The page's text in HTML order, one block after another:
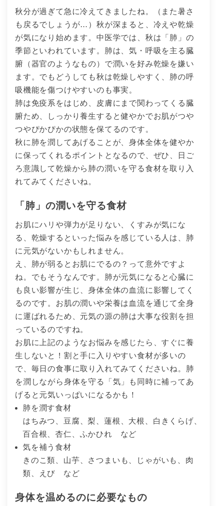
秋分が過ぎて急に冷えてきましたね。（また暑さ
も戻るでしょうが…）秋が深まると、冷えや乾燥
が気になり始めます。中医学では、秋は「肺」の
季節といわれています。肺は、気・呼吸を主る臓
腑（器官のようなもの）で潤いを好み乾燥を嫌い
ます。でもどうしても秋は乾燥しやすく、肺の呼
吸機能を傷つけやすいのも事実。
肺は免疫系をはじめ、皮膚にまで関わってくる臓
腑ため、しっかり養生すると健やかでお肌がつや
つやぴかぴかの状態を保てるのです。
秋に肺を潤してあげることが、身体全体を健やか
に保ってくれるポイントとなるので、ぜひ、日ご
ろ意識して乾燥から肺の潤いを守る食材を取り入
れてみてくださいね。
「肺」の潤いを守る食材
お肌にハリや弾力が足りない、くすみが気にな
る、乾燥するといった悩みを感じている人は、肺
に元気がないかもしれません。
え、肺が弱るとお肌にでるの？って意外ですよ
ね。でもそうなんです。肺が元気になると心臓に
も良い影響が生じ、身体全体の血流に影響してく
るのです。お肌の潤いや栄養は血流を通じて全身
に運ばれるため、元気の源の肺は大事な役割を担
っているのですね。
お肌に上記のようなお悩みを感じたら、すぐに養
生しないと！割と手に入りやすい食材が多いの
で、毎日の食事に取り入れてみてくださいね。肺
を潤しながら身体を守る「気」も同時に補ってあ
げると元気いっぱいになるかも！
肺を潤す食材
はちみつ、豆腐、梨、蓮根、大根、白きくらげ、
百合根、杏仁、ふかひれ など
気を補う食材
きのこ類、山芋、さつまいも、じゃがいも、肉
類、えび など
身体を温めるのに必要なもの